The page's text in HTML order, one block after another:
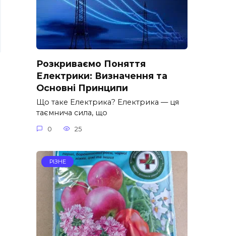
Розкриваємо Поняття
Електрики: Визначення та
Основні Принципи
Що таке Електрика? Електрика — ця
таємнича сила, що
0 25
РІЗНЕ